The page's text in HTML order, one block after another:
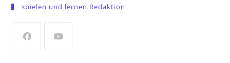
a
tab
spielen und lernen Redaktion